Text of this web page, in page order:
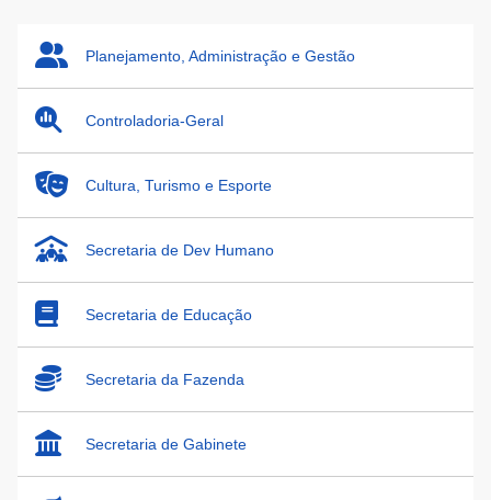
Planejamento, Administração e Gestão
Controladoria-Geral
Cultura, Turismo e Esporte
Secretaria de Dev Humano
Secretaria de Educação
Secretaria da Fazenda
Secretaria de Gabinete